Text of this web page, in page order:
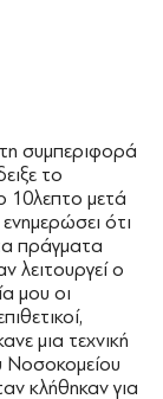
συμπεριφορά
το
10λεπτο μετά
ότι
πράγματα
λειτουργεί ο
μου οι
μια τεχνική
Νοσοκομείου
κλήθηκαν για